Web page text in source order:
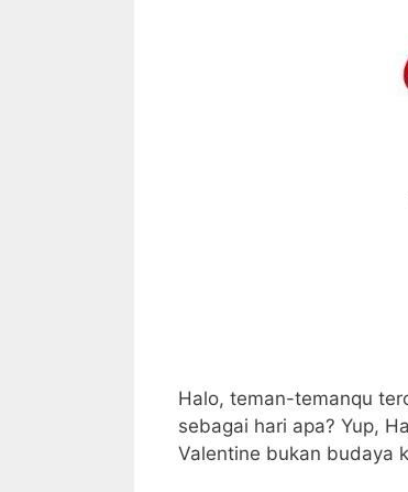
Halo, teman-temanqu
sebagai hari apa? Yup,
Valentine bukan budaya